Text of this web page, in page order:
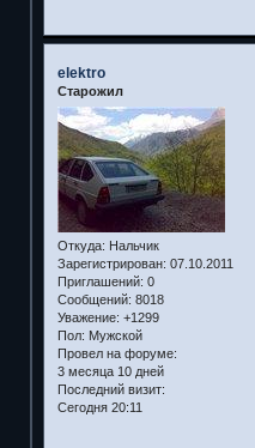
elektro
Старожил
Откуда: Нальчик
Зарегистрирован: 07.10.2011
Приглашений: 0
Сообщений: 8018
Уважение: +1299
Пол: Мужской
Провел на форуме:
3 месяца 10 дней
Последний визит:
Сегодня 20:11